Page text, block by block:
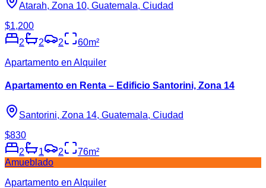
Atarah, Zona 10, Guatemala, Ciudad
$1,200
2
2 2 60m²
Apartamento en Alquiler
Apartamento en Renta – Edificio Santorini, Zona 14
Santorini, Zona 14, Guatemala, Ciudad
$830
2
1 2 76m²
Amueblado
Apartamento en Alquiler